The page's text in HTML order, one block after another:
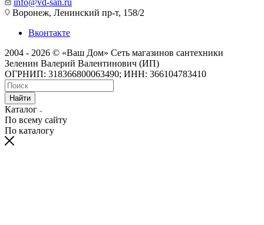
Воронеж, Ленинский пр-т, 158/2
Вконтакте
2004 - 2026 © «Ваш Дом» Сеть магазинов сантехники
Зеленин Валерий Валентинович (ИП)
ОГРНИП: 318366800063490; ИНН: 366104783410
Найти
Каталог
По всему сайту
По каталогу